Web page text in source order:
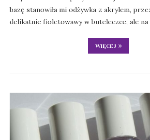
bazę stanowiła mi odżywka z akrylem,
delikatnie fioletowawy w buteleczce, ale
WIĘCEJ